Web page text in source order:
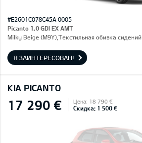
#E2601C078C45A 0005
Picanto 1,0 GDI EX AMT
Milky Beige (M9Y),Текстильная обивка сидений
Я ЗАИНТЕРЕСОВАН!
KIA PICANTO
17 290 € Цена: 18 790 €
Скидка: 1 500 €